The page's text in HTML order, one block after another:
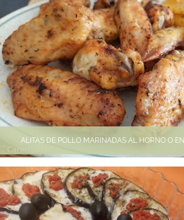
ALITAS DE POLLO MARINADAS AL HORNO O